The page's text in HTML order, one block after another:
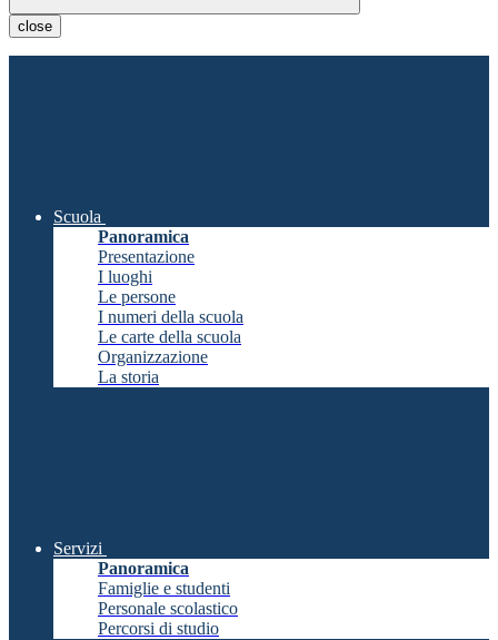
close
Scuola
Panoramica
Presentazione
I luoghi
Le persone
I numeri della scuola
Le carte della scuola
Organizzazione
La storia
Servizi
Panoramica
Famiglie e studenti
Personale scolastico
Percorsi di studio